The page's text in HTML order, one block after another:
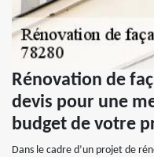
Rénovation de
devis pour une
budget de votre
Dans le cadre d’un projet de